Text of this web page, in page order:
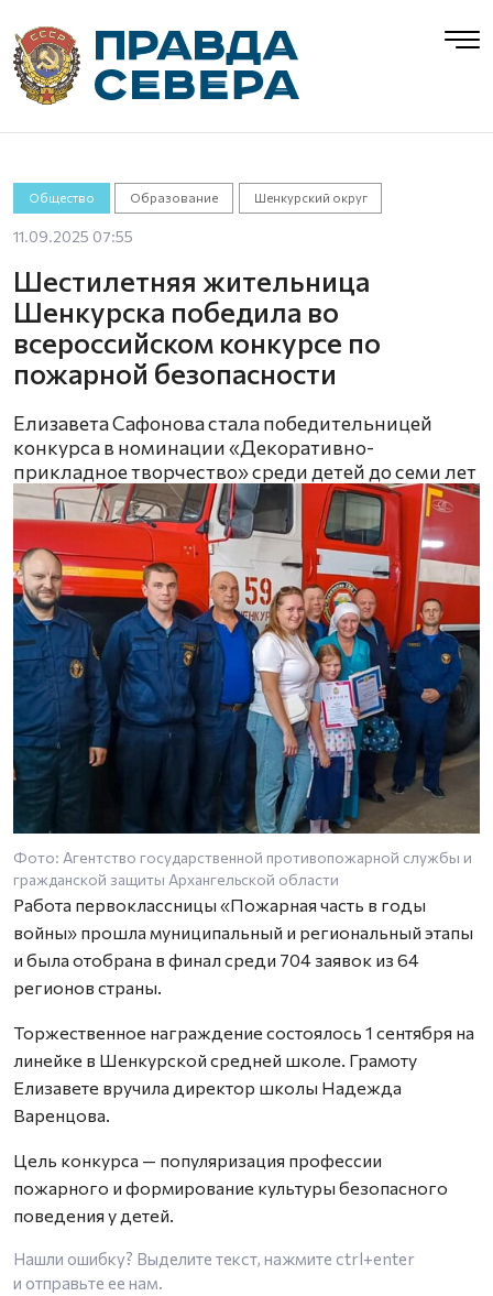
Общество Образование Шенкурский округ
11.09.2025 07:55
Шестилетняя жительница
Шенкурска победила во
всероссийском конкурсе по
пожарной безопасности
Елизавета Сафонова стала победительницей
конкурса в номинации «Декоративно-
прикладное творчество» среди детей до семи лет
Фото: Агентство государственной противопожарной службы и
гражданской защиты Архангельской области
Работа первоклассницы «Пожарная часть в годы
войны» прошла муниципальный и региональный этапы
и была отобрана в финал среди 704 заявок из 64
регионов страны.
Торжественное награждение состоялось 1 сентября на
линейке в Шенкурской средней школе. Грамоту
Елизавете вручила директор школы Надежда
Варенцова.
Цель конкурса — популяризация профессии
пожарного и формирование культуры безопасного
поведения у детей.
Нашли ошибку? Выделите текст, нажмите ctrl+enter
и отправьте ее нам.